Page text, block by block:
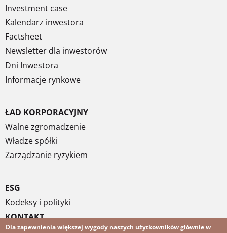
Investment case
Kalendarz inwestora
Factsheet
Newsletter dla inwestorów
Dni Inwestora
Informacje rynkowe
ŁAD KORPORACYJNY
Walne zgromadzenie
Władze spółki
Zarządzanie ryzykiem
ESG
Kodeksy i polityki
KONTAKT
Dla zapewnienia większej wygody naszych użytkowników głównie w